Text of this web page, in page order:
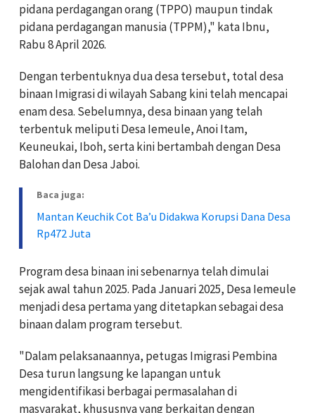
pidana perdagangan orang (TPPO) maupun tindak
pidana perdagangan manusia (TPPM)," kata Ibnu,
Rabu 8 April 2026.
Dengan terbentuknya dua desa tersebut, total desa
binaan Imigrasi di wilayah Sabang kini telah mencapai
enam desa. Sebelumnya, desa binaan yang telah
terbentuk meliputi Desa Iemeule, Anoi Itam,
Keuneukai, Iboh, serta kini bertambah dengan Desa
Balohan dan Desa Jaboi.
Baca juga:
Mantan Keuchik Cot Ba’u Didakwa Korupsi Dana Desa
Rp472 Juta
Program desa binaan ini sebenarnya telah dimulai
sejak awal tahun 2025. Pada Januari 2025, Desa Iemeule
menjadi desa pertama yang ditetapkan sebagai desa
binaan dalam program tersebut.
"Dalam pelaksanaannya, petugas Imigrasi Pembina
Desa turun langsung ke lapangan untuk
mengidentifikasi berbagai permasalahan di
masyarakat, khususnya yang berkaitan dengan